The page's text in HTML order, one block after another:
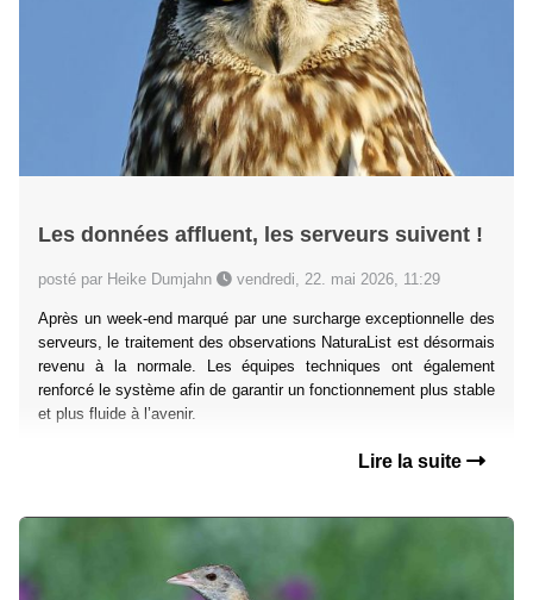
Les données affluent, les serveurs suivent !
posté par Heike Dumjahn vendredi, 22. mai 2026, 11:29
Après un week-end marqué par une surcharge exceptionnelle des
serveurs, le traitement des observations NaturaList est désormais
revenu à la normale. Les équipes techniques ont également
renforcé le système afin de garantir un fonctionnement plus stable
et plus fluide à l’avenir.
Lire la suite